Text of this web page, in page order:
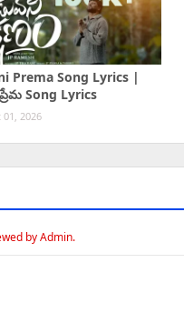
Prema Song Lyrics |
Song Lyrics
2026
by Admin.